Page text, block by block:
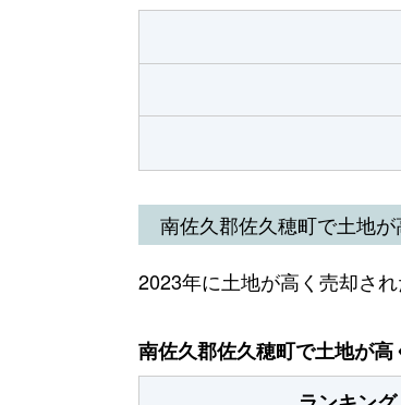
南佐久郡佐久穂町で土地
2023年に土地が高く売却され
南佐久郡佐久穂町で土地が高